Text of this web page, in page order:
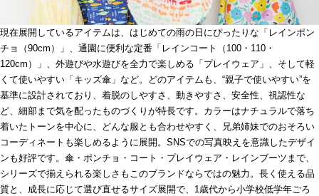
現在展開しているアイテムは、はじめての雨の日にぴったりな「レインポン
チョ（90cm）」、通園に便利な定番「レインコート（100・110・
120cm）」、外遊びや水遊びを全力で楽しめる「プレイウェア」、そして軽
くて使いやすい「キッズ傘」など。どのアイテムも、“親子で使いやすい”を
基準に設計されており、着脱のしやすさ、動きやすさ、安全性、視認性な
ど、細部まで気を配ったものづくりが特長です。カラーはナチュラルで落ち
着いたトーンを中心に、どんな服とも合わせやすく、兄弟姉妹でのおそろい
コーディネートも楽しめるように展開。SNSでの写真映えを意識したデザイ
ンも好評です。傘・ポンチョ・コート・プレイウェア・レインブーツまで、
シリーズで揃えられる楽しさもこのブランドならではの魅力。長く使える品
質と、成長に応じて選び直せるサイズ展開で、1歳代から小学校低学年ごろ